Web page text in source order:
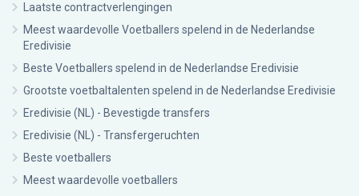
Laatste contractverlengingen
Meest waardevolle Voetballers spelend in de Nederlandse
Eredivisie
Beste Voetballers spelend in de Nederlandse Eredivisie
Grootste voetbaltalenten spelend in de Nederlandse Eredivisie
Eredivisie (NL) - Bevestigde transfers
Eredivisie (NL) - Transfergeruchten
Beste voetballers
Meest waardevolle voetballers